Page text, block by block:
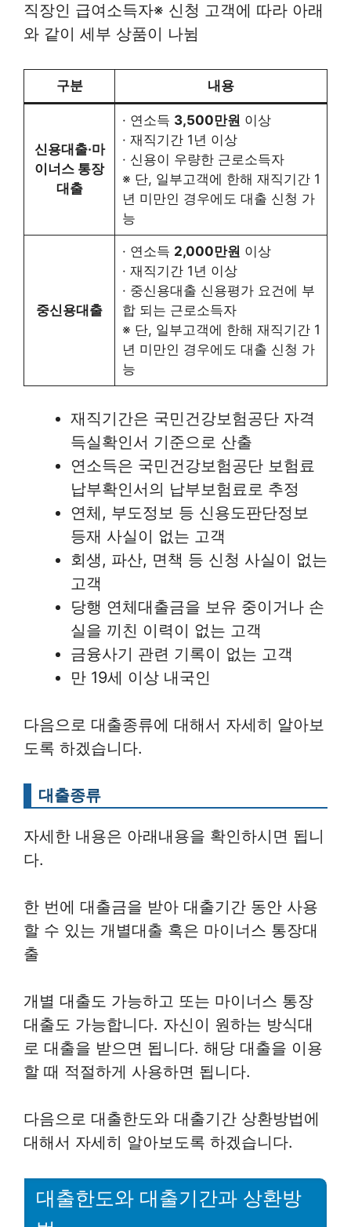
직장인 급여소득자※ 신청 고객에 따라 아래
와 같이 세부 상품이 나뉨
구분 내용
신용대출·마
이너스 통장
대출
· 연소득 3,500만원 이상
· 재직기간 1년 이상
· 신용이 우량한 근로소득자
※ 단, 일부고객에 한해 재직기간 1
년 미만인 경우에도 대출 신청 가
능
중신용대출
· 연소득 2,000만원 이상
· 재직기간 1년 이상
· 중신용대출 신용평가 요건에 부
합 되는 근로소득자
※ 단, 일부고객에 한해 재직기간 1
년 미만인 경우에도 대출 신청 가
능
재직기간은 국민건강보험공단 자격
득실확인서 기준으로 산출
연소득은 국민건강보험공단 보험료
납부확인서의 납부보험료로 추정
연체, 부도정보 등 신용도판단정보
등재 사실이 없는 고객
회생, 파산, 면책 등 신청 사실이 없는
고객
당행 연체대출금을 보유 중이거나 손
실을 끼친 이력이 없는 고객
금융사기 관련 기록이 없는 고객
만 19세 이상 내국인
다음으로 대출종류에 대해서 자세히 알아보
도록 하겠습니다.
대출종류
자세한 내용은 아래내용을 확인하시면 됩니
다.
한 번에 대출금을 받아 대출기간 동안 사용
할 수 있는 개별대출 혹은 마이너스 통장대
출
개별 대출도 가능하고 또는 마이너스 통장
대출도 가능합니다. 자신이 원하는 방식대
로 대출을 받으면 됩니다. 해당 대출을 이용
할 때 적절하게 사용하면 됩니다.
다음으로 대출한도와 대출기간 상환방법에
대해서 자세히 알아보도록 하겠습니다.
대출한도와 대출기간과 상환방